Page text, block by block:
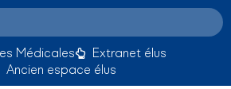
Médicales
Extranet élus
Ancien espace élus